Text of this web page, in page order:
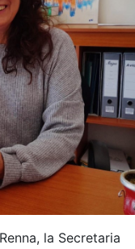
la Secretaria